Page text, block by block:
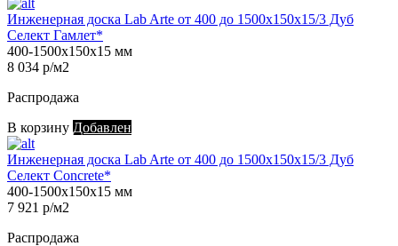
Инженерная доска Lab Arte от 400 до 1500х150х15/3 Дуб
Селект Гамлет*
400-1500х150х15 мм
8 034 р/м2
Распродажа
В корзину Добавлен
Инженерная доска Lab Arte от 400 до 1500х150х15/3 Дуб
Селект Concrete*
400-1500х150х15 мм
7 921 р/м2
Распродажа